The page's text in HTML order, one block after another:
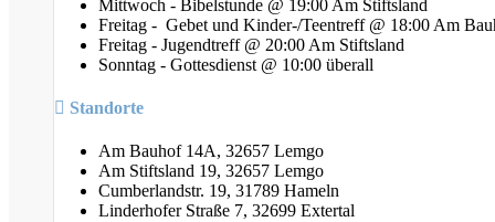
Mittwoch - Bibelstunde @ 19:00 Am Stiftsland
Freitag - Gebet und Kinder-/Teentreff @ 18:00 Am
Freitag - Jugendtreff @ 20:00 Am Stiftsland
Sonntag - Gottesdienst @ 10:00 überall
Standorte
Am Bauhof 14A, 32657 Lemgo
Am Stiftsland 19, 32657 Lemgo
Cumberlandstr. 19, 31789 Hameln
Linderhofer Straße 7, 32699 Extertal